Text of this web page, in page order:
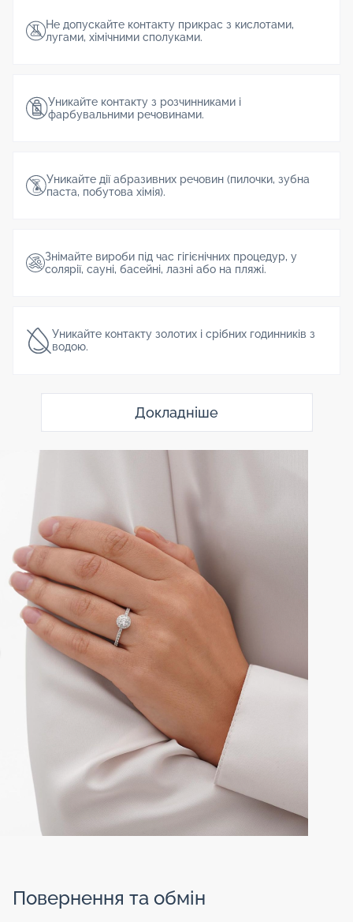
Не допускайте контакту прикрас з кислотами,
лугами, хімічними сполуками.
Уникайте контакту з розчинниками і
фарбувальними речовинами.
Уникайте дії абразивних речовин (пилочки, зубна
паста, побутова хімія).
Знімайте вироби під час гігієнічних процедур, у
солярії, сауні, басейні, лазні або на пляжі.
Уникайте контакту золотих і срібних годинників з
водою.
Докладніше
Повернення та обмін